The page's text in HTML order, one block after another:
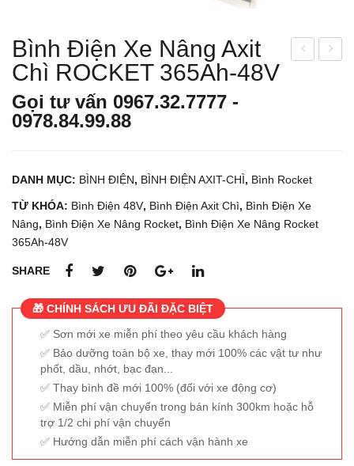
Chì
Bình Điện Xe Nâng Axit
Chì ROCKET 365Ah-48V
Gọi tư vấn 0967.32.7777 -
0978.84.99.88
DANH MỤC: BÌNH ĐIỆN, BÌNH ĐIỆN AXIT-CHÌ, Bình Rocket
TỪ KHÓA: Bình Điện 48V, Bình Điện Axit Chì, Bình Điện Xe
Nâng, Bình Điện Xe Nâng Rocket, Bình Điện Xe Nâng Rocket
365Ah-48V
SHARE
🎁 CHÍNH SÁCH ƯU ĐÃI ĐẶC BIỆT
Sơn mới xe miễn phí theo yêu cầu khách hàng
Bảo dưỡng toàn bộ xe, thay mới 100% các vật tư như
phốt, dầu, nhớt, bạc đạn...
Thay bình đề mới 100% (đối với xe động cơ)
Miễn phí vận chuyển trong bán kính 300km hoặc hỗ
trợ 1/2 chi phí vận chuyển
Hướng dẫn miễn phí cách vận hành xe